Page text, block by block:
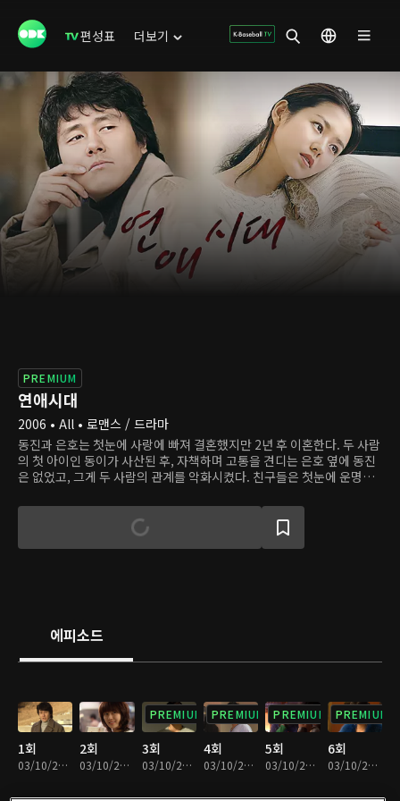
편성표 더보기
PREMIUM
연애시대
2006 • All • 로맨스 / 드라마
동진과 은호는 첫눈에 사랑에 빠져 결혼했지만 2년 후 이혼한다. 두 사람
의 첫 아이인 동이가 사산된 후, 자책하며 고통을 견디는 은호 옆에 동진
은 없었고, 그게 두 사람의 관계를 악화시켰다. 친구들은 첫눈에 운명인
감정이 남아 있지만 재결합할 기회는 매번 놓친 채 전 남편이, 전 아내가
누군가를 만나고 헤어지는 과정을 모두 지켜본다. 과연 두 사람은 다시
에피소드
1회
03/10/2023 • 1시간 1분
2회
03/10/2023 • 1시간
PREMIUM
3회
03/10/2023 • 1시간 10분
PREMIUM
4회
03/10/2023 • 1시간 9분
PREMIUM
5회
03/10/2023 • 1시간 1분
PREMIUM
6회
03/10/2023 • 1시간